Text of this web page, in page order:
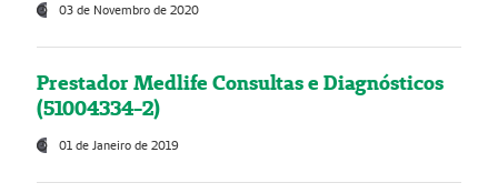
03 de Novembro de 2020
Prestador Medlife Consultas e Diagnósticos
(51004334-2)
01 de Janeiro de 2019